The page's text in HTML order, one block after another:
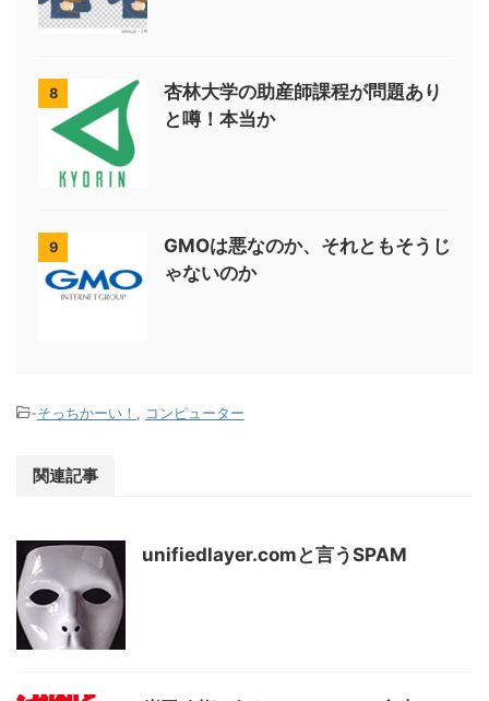
8
杏林大学の助産師課程が問題あり
と噂！本当か
9
GMOは悪なのか、それともそうじ
ゃないのか
-そっちかーい！ コンピューター
関連記事
unifiedlayer.comと言うSPAM